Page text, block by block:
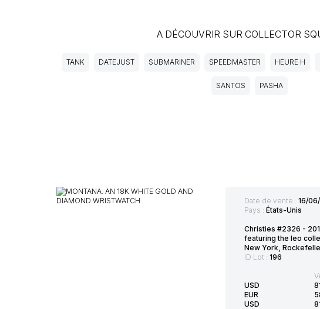
A DÉCOUVRIR SUR COLLECTOR
TANK DATEJUST SUBMARINER SPEEDMASTER HEURE H
SANTOS PASHA
Date de vente : 16/
Pays : États-Unis
Christies #2326 -
featuring the leo
New York,
ID Lot : 196
USD
EUR
USD